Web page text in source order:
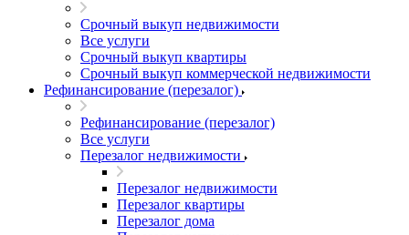
Срочный выкуп недвижимости
Все услуги
Срочный выкуп квартиры
Срочный выкуп коммерческой недвижимости
Рефинансирование (перезалог)
Рефинансирование (перезалог)
Все услуги
Перезалог недвижимости
Перезалог недвижимости
Перезалог квартиры
Перезалог дома